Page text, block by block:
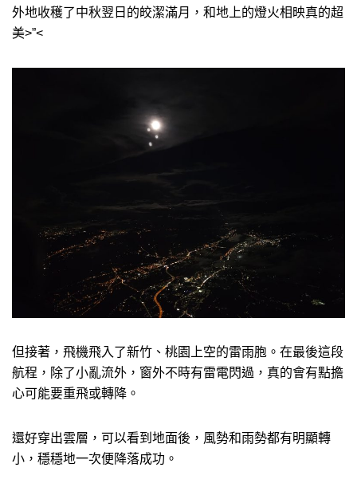
外地收穫了中秋翌日的皎潔滿月，和地上的燈火相映真的超
美>”<
但接著，飛機飛入了新竹、桃園上空的雷雨胞。在最後這段
航程，除了小亂流外，窗外不時有雷電閃過，真的會有點擔
心可能要重飛或轉降。
還好穿出雲層，可以看到地面後，風勢和雨勢都有明顯轉
小，穩穩地一次便降落成功。